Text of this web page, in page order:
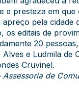
e presteza em
pela
os editais de
20
e Ludmila
Cruvinel.
Assessoria de